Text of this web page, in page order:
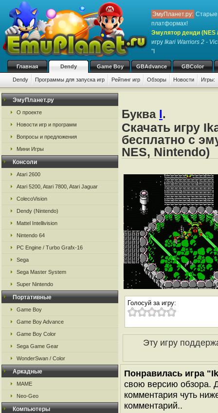
ЭмуПланет.ру: Старые
платформах!
Эмулятор денди (NES
игру Ikari Warriors 2 -
"I
Главная Dendy Game Boy GBAdvance GBColor
Dendy Программы для запуска игр Рейтинг игр Обзоры Новости Игры:
ЭмуПланет.ру
О проекте
Новости игр и программ
Вопросы и предложения
Мини Игры
Консоли
Atari 2600
Atari 5200, Atari 7800, Atari Jaguar
ColecoVision
Dendy (Nintendo)
Mattel Intellivision
Nintendo 64
PC Engine / Turbo Grafx-16
Sega
Sega Master System
Super Nintendo
Портативные
Game Boy
Game Boy Advance
Game Boy Color
Sega Game Gear
WonderSwan / Color
Аркадные
MAME
Neo-Geo
Компьютеры
Буква I.
Скачать игру
бесплатно с
NES, Nintendo)
Голосуй за игру:
Эту игру
Понравилась игра
свою версию обзора.
комментария чуть
комментарий..